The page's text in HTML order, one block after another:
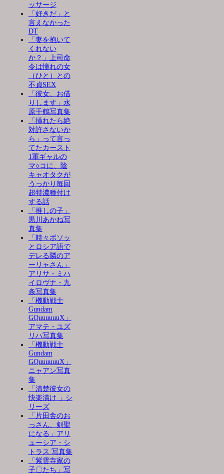
ッサージ
「好きだ」と
言えなかった
DT
「妻を抱いて
くれない
か？」上司命
令は憧れの女
（ひと）との
不貞SEX
「彼女、お借
りします」水
原千鶴写真集
「挿れたら絶
対許さないか
ら」って言っ
てたカースト
1軍ギャルの
マ○コに、陰
キャオタクが
うっかり毎回
超特濃種付け
する話
「推しの子」
黒川あかね写
真集
「時々ボソッ
とロシア語で
デレる隣のア
ーリャさん」
アリサ・ミハ
イロヴナ・九
条写真集
「機動戦士
Gundam
GQuuuuuuX」
アマテ・ユズ
リハ写真集
「機動戦士
Gundam
GQuuuuuuX」
ニャアン写真
集
「清楚彼女の
快楽漬け 」シ
リーズ
「片田舎のお
っさん、剣聖
になる」アリ
ューシア・シ
トラス 写真集
「紫雲寺家の
子〇たち」写